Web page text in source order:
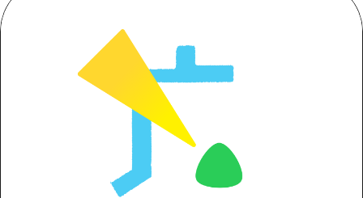
추천
아트
이벤트/축제
음식/술
모델 코스
목록
Dive! Hiroshima 공식 가이드
Hiroshima Moshimo Travel
관광지・체험
목록
히로시마시 주변
계절 정보